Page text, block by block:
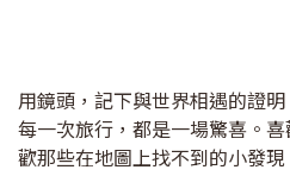
用鏡頭，記下與世界相遇的證明
每一次旅行，都是一場驚喜。
歡那些在地圖上找不到的小發現